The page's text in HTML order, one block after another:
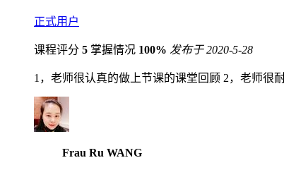
正式用户
课程评分 5 掌握情况 100% 发布于 2020-5-28
1，老师很认真的做上节课的课堂回顾 2，老师很
Frau Ru WANG